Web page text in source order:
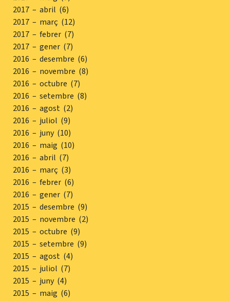
2017 – abril (6)
2017 – març (12)
2017 – febrer (7)
2017 – gener (7)
2016 – desembre (6)
2016 – novembre (8)
2016 – octubre (7)
2016 – setembre (8)
2016 – agost (2)
2016 – juliol (9)
2016 – juny (10)
2016 – maig (10)
2016 – abril (7)
2016 – març (3)
2016 – febrer (6)
2016 – gener (7)
2015 – desembre (9)
2015 – novembre (2)
2015 – octubre (9)
2015 – setembre (9)
2015 – agost (4)
2015 – juliol (7)
2015 – juny (4)
2015 – maig (6)